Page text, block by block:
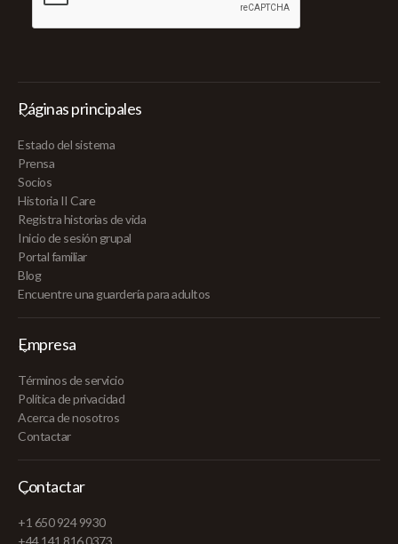
Páginas principales
Estado del sistema
Prensa
Socios
Historia II Care
Registra historias de vida
Inicio de sesión grupal
Portal familiar
Blog
Encuentre una guardería para adultos
Empresa
Términos de servicio
Política de privacidad
Acerca de nosotros
Contactar
Contactar
+1 650 924 9930
+44 141 816 0373